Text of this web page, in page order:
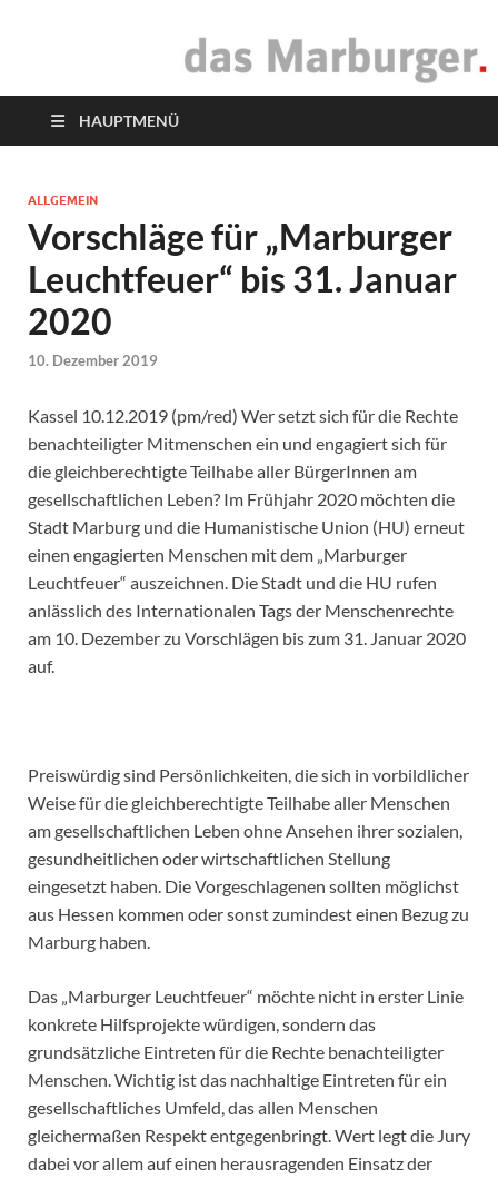
das Marburger.
HAUPTMENÜ
ALLGEMEIN
Vorschläge für „Marburger
Leuchtfeuer“ bis 31. Januar
2020
10. Dezember 2019
Kassel 10.12.2019 (pm/red) Wer setzt sich für die Rechte
benachteiligter Mitmenschen ein und engagiert sich für
die gleichberechtigte Teilhabe aller BürgerInnen am
gesellschaftlichen Leben? Im Frühjahr 2020 möchten die
Stadt Marburg und die Humanistische Union (HU) erneut
einen engagierten Menschen mit dem „Marburger
Leuchtfeuer“ auszeichnen. Die Stadt und die HU rufen
anlässlich des Internationalen Tags der Menschenrechte
am 10. Dezember zu Vorschlägen bis zum 31. Januar 2020
auf.
Preiswürdig sind Persönlichkeiten, die sich in vorbildlicher
Weise für die gleichberechtigte Teilhabe aller Menschen
am gesellschaftlichen Leben ohne Ansehen ihrer sozialen,
gesundheitlichen oder wirtschaftlichen Stellung
eingesetzt haben. Die Vorgeschlagenen sollten möglichst
aus Hessen kommen oder sonst zumindest einen Bezug zu
Marburg haben.
Das „Marburger Leuchtfeuer“ möchte nicht in erster Linie
konkrete Hilfsprojekte würdigen, sondern das
grundsätzliche Eintreten für die Rechte benachteiligter
Menschen. Wichtig ist das nachhaltige Eintreten für ein
gesellschaftliches Umfeld, das allen Menschen
gleichermaßen Respekt entgegenbringt. Wert legt die Jury
dabei vor allem auf einen herausragenden Einsatz der